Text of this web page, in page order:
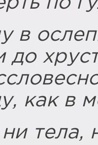
в
как в
тела,